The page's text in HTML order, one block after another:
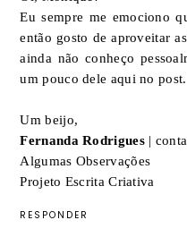
Eu sempre me emociono
então gosto de aproveitar
ainda não conheço
um pouco dele aqui no post.
Um beijo,
Fernanda Rodrigues|
Algumas Observações
Projeto Escrita Criativa
RESPONDER